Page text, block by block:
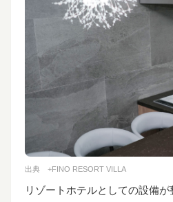
出典 +FINO RESORT VILLA
リゾートホテルとしての設備